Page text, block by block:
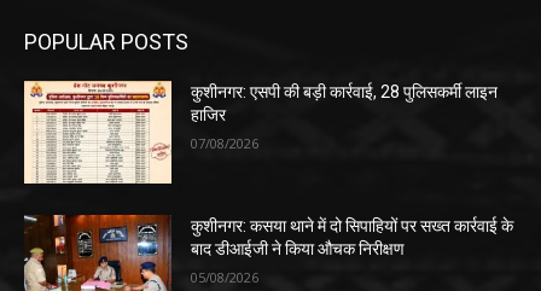
POPULAR POSTS
कुशीनगर: एसपी की बड़ी कार्रवाई, 28 पुलिसकर्मी लाइन
हाजिर
07/08/2026
कुशीनगर: कसया थाने में दो सिपाहियों पर सख्त कार्रवाई के
बाद डीआईजी ने किया औचक निरीक्षण
05/08/2026